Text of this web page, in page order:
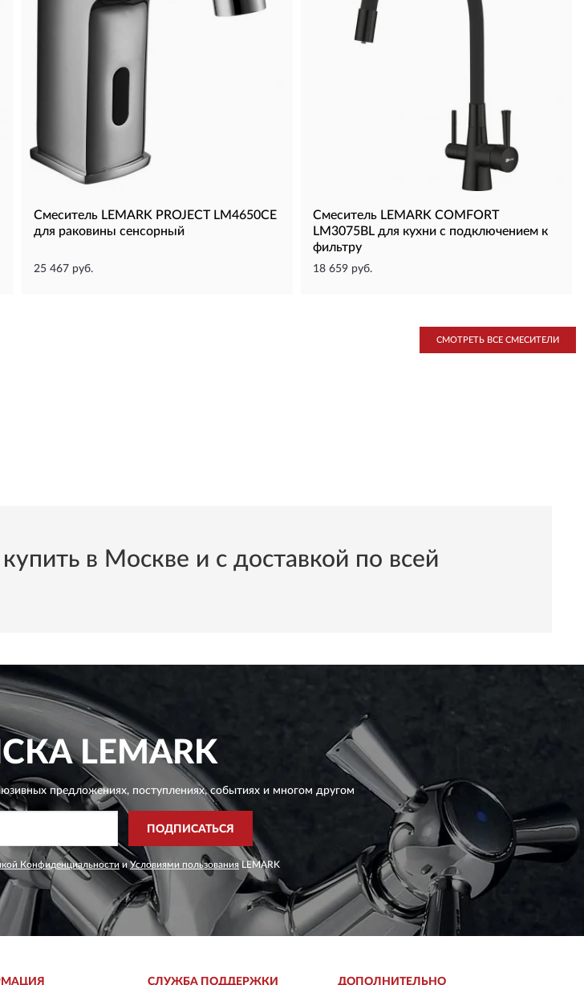
Смеситель LEMARK PROJECT LM4650CE
для раковины сенсорный
25 467 руб.
Смеситель LEMARK COMFORT
LM3075BL для кухни с подключением к
фильтру
18 659 руб.
СМОТРЕТЬ ВСЕ СМЕСИТЕЛИ
в Москве и с доставкой по всей
LEMARK
предложениях,поступлениях, событиях и многом другом
ПОДПИСАТЬСЯ
Конфиденциальности иУсловиями пользования LEMARK
СЛУЖБА ПОДДЕРЖКИ ДОПОЛНИТЕЛЬНО